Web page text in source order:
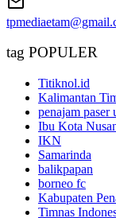
tag POPULER
Titiknol.id
Kalimantan
penajam paser
Ibu Kota
IKN
Samarinda
balikpapan
borneo fc
Kabupaten
Timnas